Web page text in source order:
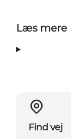
Læs mere
Find vej